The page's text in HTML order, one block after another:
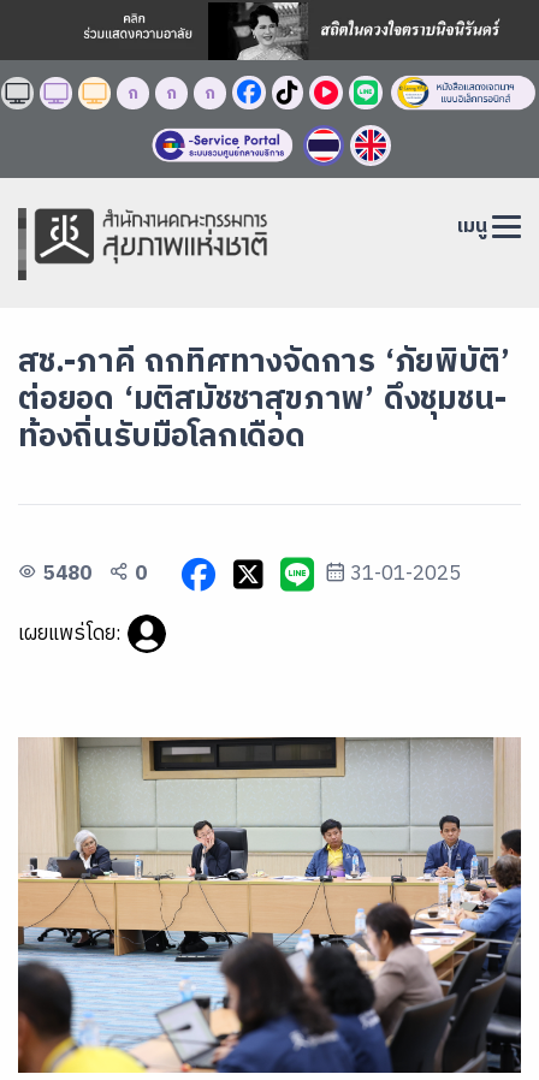
ก ก ก
เมนู
สช.-ภาคี ถกทิศทางจัดการ ‘ภัยพิบัติ’
ต่อยอด ‘มติสมัชชาสุขภาพ’ ดึงชุมชน-
ท้องถิ่นรับมือโลกเดือด
5480 0
31-01-2025
เผยแพร่โดย: